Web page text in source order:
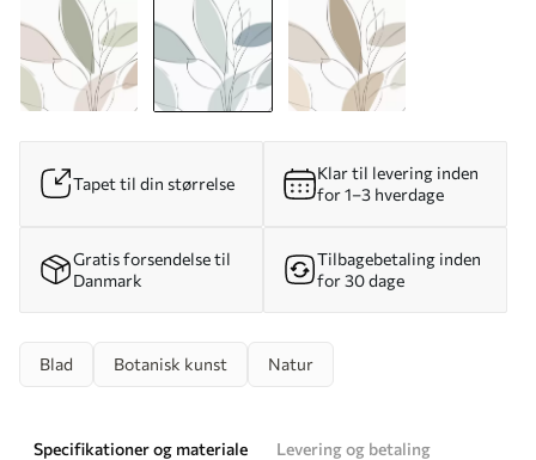
Tapet til din størrelse
Klar til levering inden
for 1–3 hverdage
Gratis forsendelse til
Danmark
Tilbagebetaling inden
for 30 dage
Blad Botanisk kunst Natur
Specifikationer og materiale
Levering og betaling